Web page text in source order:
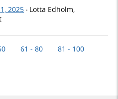
2025 · Lotta Edholm,
61 - 80 81 - 100